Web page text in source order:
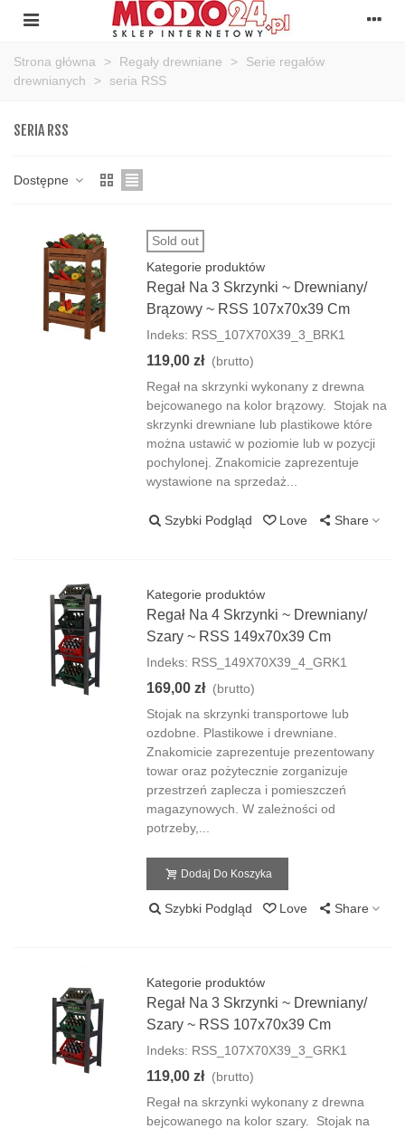
Strona główna > Regały drewniane >
Serie regałów
drewnianych
> seria RSS
SERIA RSS
Dostępne
Sold out
Kategorie produktów
Regał Na 3 Skrzynki ~ Drewniany/
Brązowy ~ RSS 107x70x39 Cm
Indeks: RSS_107X70X39_3_BRK1
119,00 zł (brutto)
Regał na skrzynki wykonany z drewna
bejcowanego na kolor brązowy. Stojak na
skrzynki drewniane lub plastikowe które
można ustawić w poziomie lub w pozycji
pochylonej. Znakomicie zaprezentuje
wystawione na sprzedaż...
Szybki Podgląd Love Share
Kategorie produktów
Regał Na 4 Skrzynki ~ Drewniany/
Szary ~ RSS 149x70x39 Cm
Indeks: RSS_149X70X39_4_GRK1
169,00 zł (brutto)
Stojak na skrzynki transportowe lub
ozdobne. Plastikowe i drewniane.
Znakomicie zaprezentuje prezentowany
towar oraz pożytecznie zorganizuje
przestrzeń zaplecza i pomieszczeń
magazynowych. W zależności od
potrzeby,...
Dodaj Do Koszyka
Szybki Podgląd Love Share
Kategorie produktów
Regał Na 3 Skrzynki ~ Drewniany/
Szary ~ RSS 107x70x39 Cm
Indeks: RSS_107X70X39_3_GRK1
119,00 zł (brutto)
Regał na skrzynki wykonany z drewna
bejcowanego na kolor szary. Stojak na